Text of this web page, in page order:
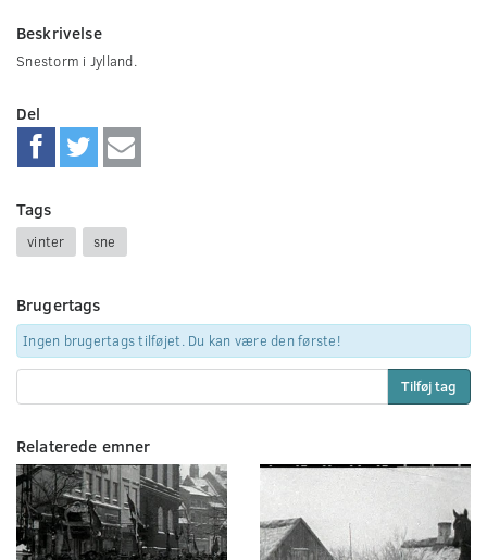
Beskrivelse
Snestorm i Jylland.
Del
Tags
vinter sne
Brugertags
Ingen brugertags tilføjet. Du kan være den første!
Tilføj tag
Relaterede emner